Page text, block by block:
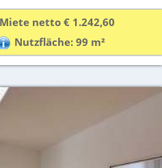
netto € 1.242,60
Nutzfläche: 99 m²